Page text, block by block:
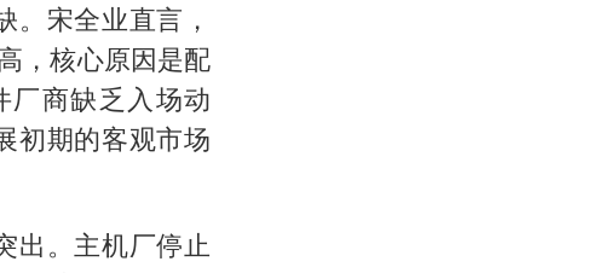
宋全业直言，
，核心原因是配
厂商缺乏入场动
初期的客观市场
出。主机厂停止